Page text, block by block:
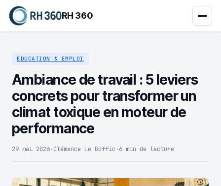
RH 360
ÉDUCATION & EMPLOI
Ambiance de travail : 5 leviers
concrets pour transformer un
climat toxique en moteur de
performance
29 mai 2026·Clémence Le Goffic ·6 min de lecture